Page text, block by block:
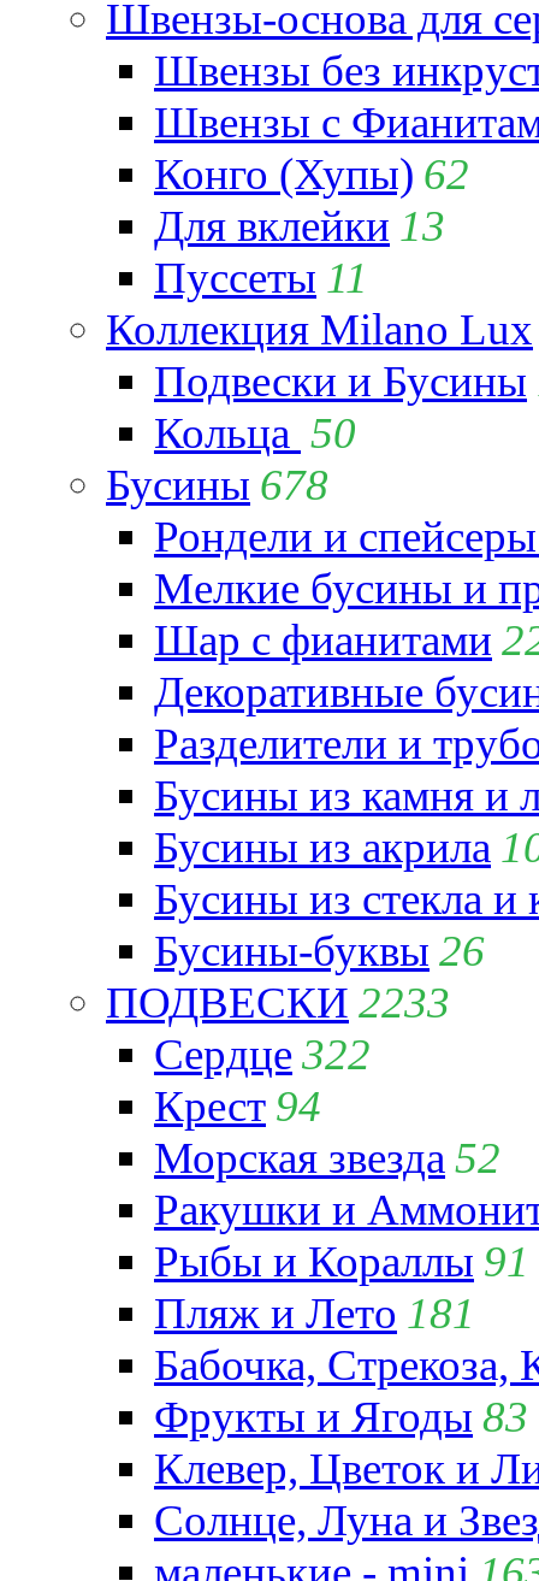
Швензы-основа для
Швензы без
Швензы с
Конго (Хупы) 62
Для вклейки 13
Пуссеты 11
Коллекция Milano Lux
Подвески и Бусины
Кольца 50
Бусины 678
Рондели и
Мелкие бусины и
Шар с фианитами
Декоративные
Разделители и
Бусины из камня и
Бусины из акрила
Бусины из стекла и
Бусины-буквы 26
ПОДВЕСКИ 2233
Сердце322
Крест 94
Морская звезда 52
Ракушки и
Рыбы и Кораллы 91
Пляж и Лето 181
Бабочка,
Фрукты и Ягоды 83
Клевер, Цветок и
Солнце, Луна и